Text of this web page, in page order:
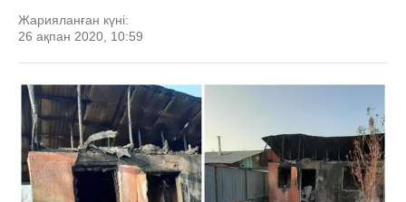
Жарияланған күні:
26 ақпан 2020, 10:59